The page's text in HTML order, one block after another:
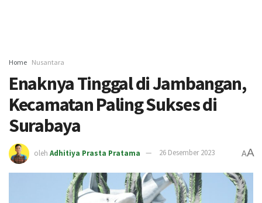
Home Nusantara
Enaknya Tinggal di Jambangan,
Kecamatan Paling Sukses di
Surabaya
oleh Adhitiya Prasta Pratama 26 Desember 2023 AA